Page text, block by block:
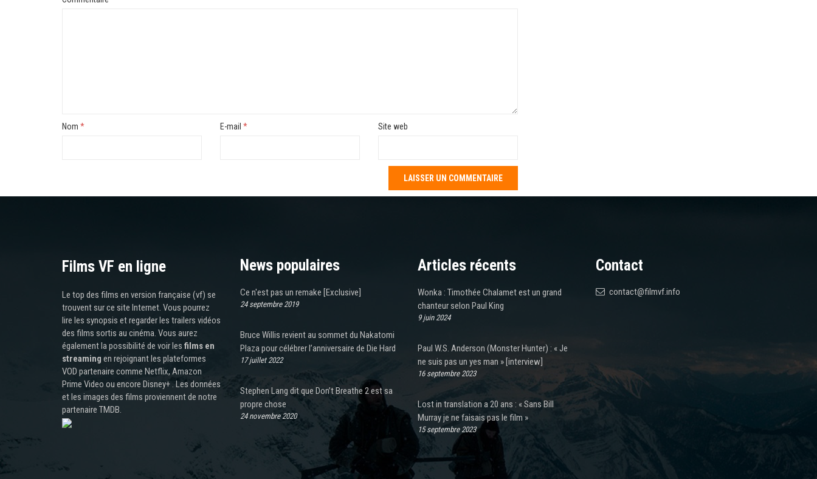
Nom * E-mail * Site web
Films VF en ligne
Le top des films en version française (vf) se
trouvent sur ce site Internet. Vous pourrez
lire les synopsis et regarder les trailers vidéos
des films sortis au cinéma. Vous aurez
également la possibilité de voir les films en
streaming en rejoignant les plateformes
VOD partenaire comme Netflix, Amazon
Prime Video ou encore Disney+ . Les données
et les images des films proviennent de notre
partenaire TMDB.
News populaires
Ce n'est pas un remake [Exclusive]
24 septembre 2019
Bruce Willis revient au sommet du Nakatomi
Plaza pour célébrer l’anniversaire de Die Hard
17 juillet 2022
Stephen Lang dit que Don’t Breathe 2 est sa
propre chose
24 novembre 2020
Articles récents
Wonka : Timothée Chalamet est un grand
chanteur selon Paul King
9 juin 2024
Paul W.S. Anderson (Monster Hunter) : « Je
ne suis pas un yes man » [interview]
16 septembre 2023
Lost in translation a 20 ans : « Sans Bill
Murray je ne faisais pas le film »
15 septembre 2023
Contact
contact@filmvf.info